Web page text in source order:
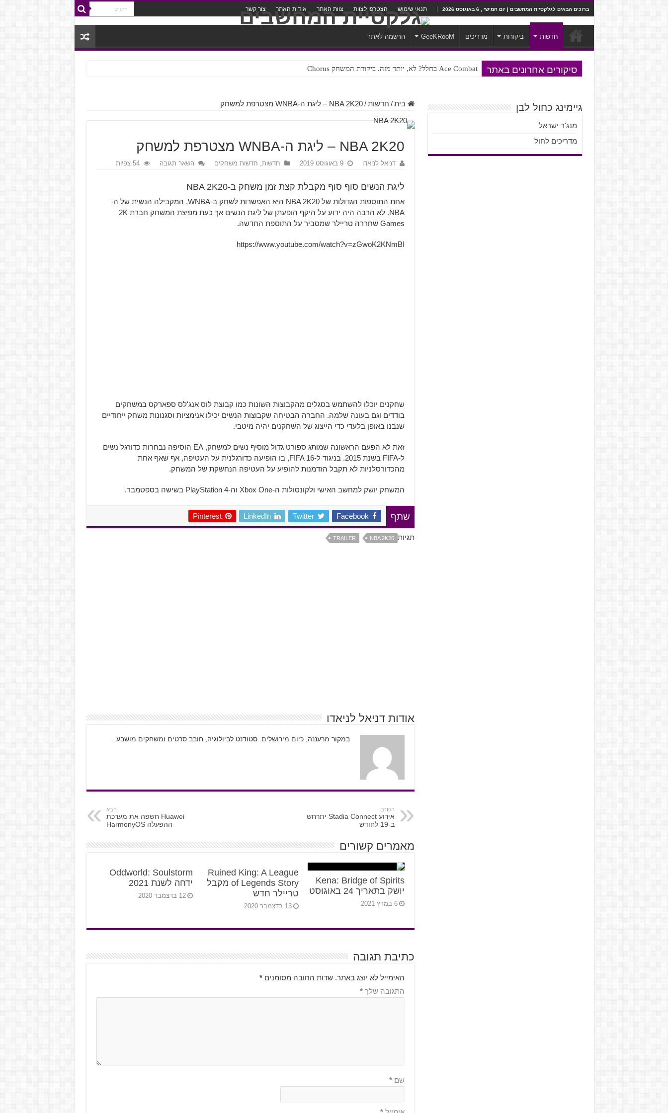
ברוכים הבאים לגלקסיית המחשבים | יום חמישי , 6 באוגוסט 2026 תנאי שימוש הצטרפו לצוות צוות האתר אודות האתר צור קשר
חדשות ביקורות מדריכים GeeKRooM הרשמה לאתר
סיקורים אחרונים באתר Ace Combat בחלל? לא, יותר מזה. ביקורת המשחק Chorus
Steven Universe והשירים שתורגמו בצורה נוראית לעברית
בית / חדשות / NBA 2K20 – ליגת ה-WNBA מצטרפת למשחק
NBA 2K20 – ליגת ה-WNBA מצטרפת למשחק
דניאל לניאדו 9 באוגוסט 2019 חדשות, חדשות משחקים השאר תגובה 54 צפיות
ליגת הנשים סוף סוף מקבלת קצת זמן משחק ב-NBA 2K20
אחת התוספות הגדולות של NBA 2K20 היא האפשרות לשחק ב-WNBA, המקבילה הנשית של ה-
NBA. לא הרבה היה ידוע על היקף הופעתן של ליגת הנשים אך כעת מפיצת המשחק חברת 2K
Games שחררה טריילר שמסביר על התוספת החדשה.
https://www.youtube.com/watch?v=zGwoK2KNmBI
שחקנים יוכלו להשתמש בסגלים מהקבוצות השונות כמו קבוצת לוס אנג'לס ספארקס במשחקים
בודדים וגם בעונה שלמה. החברה הבטיחה שקבוצות הנשים יכילו אנימציות וסגנונות משחק ייחודיים
שנבנו באופן בלעדי כדי הייצוג של השחקנים יהיה מיטבי.
זאת לא הפעם הראשונה שמותג ספורט גדול מוסיף נשים למשחק, EA הוסיפה נבחרות כדורגל נשים
ל-FIFA בשנת 2015. בניגוד ל-FIFA 16, בו הופיעה כדורגלנית על העטיפה, אף שאף אחת
מהכדורסלניות לא תקבל הזדמנות להופיע על העטיפה הנחשקת של המשחק.
המשחק יושק למחשב האישי ולקונסולות ה-Xbox One וה-PlayStation 4 בשישה בספטמבר.
שתף Facebook
Twitter
LinkedIn
Pinterest
תגיות NBA 2K20
TRAILER
אודות דניאל לניאדו
במקור מרעננה, כיום מירושלים. סטודנט לביולוגיה, חובב סרטים ומשחקים מושבע.
הקודם
אירוע Stadia Connect יתרחש
ב-19 לחודש
הבא
Huawei חשפה את מערכת
ההפעלה HarmonyOS
מאמרים קשורים
Kena: Bridge of Spirits
יושק בתאריך 24 באוגוסט
6 במרץ 2021
Ruined King: A League
of Legends Story מקבל
טריילר חדש
13 בדצמבר 2020
Oddworld: Soulstorm
ידחה לשנת 2021
12 בדצמבר 2020
כתיבת תגובה
האימייל לא יוצג באתר. שדות החובה מסומנים*
התגובה שלך*
שם*
גיימינג כחול לבן
מנג'ר ישראל
מדריכים לחול